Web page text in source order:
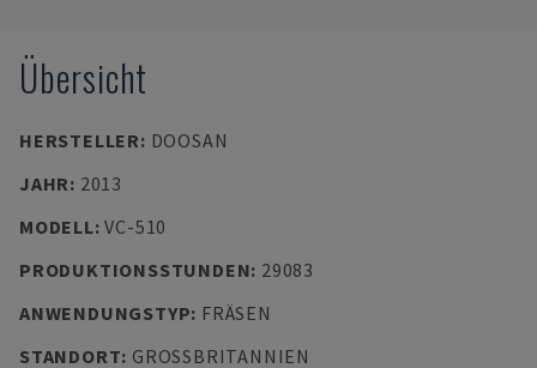
Übersicht
HERSTELLER: DOOSAN
JAHR: 2013
MODELL:VC-510
PRODUKTIONSSTUNDEN: 29083
ANWENDUNGSTYP: FRÄSEN
STANDORT: GROSSBRITANNIEN